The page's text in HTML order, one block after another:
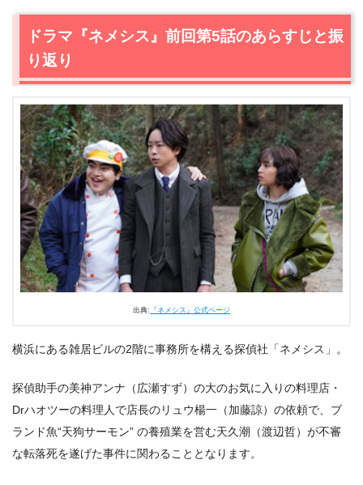
2.1暴露系動画配信職人タジミン
2.2
2.3
3.ドラマ『ネメシス』第6話あらすじ・ネタバレ感想まと
め
ドラマ『ネメシス』前回第5話のあらすじと振
り返り
出典: 『ネメシス』公式ページ
横浜にある雑居ビルの2階に事務所を構える探偵社「ネメシス」。
探偵助手の美神アンナ（広瀬すず）の大のお気に入りの料理店・
Drハオツーの料理人で店長のリュウ楊一（加藤諒）の依頼で、ブ
ランド魚“天狗サーモン” の養殖業を営む天久潮（渡辺哲）が不審
な転落死を遂げた事件に関わることとなります。